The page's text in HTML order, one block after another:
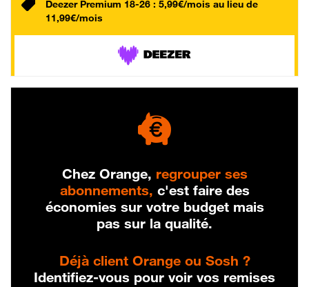
Deezer Premium 18-26 : 5,99€/mois au lieu de
11,99€/mois
Chez Orange, regrouper ses
abonnements, c'est faire des
économies sur votre budget mais
pas sur la qualité.
Déjà client Orange ou Sosh ?
Identifiez-vous pour voir vos remises